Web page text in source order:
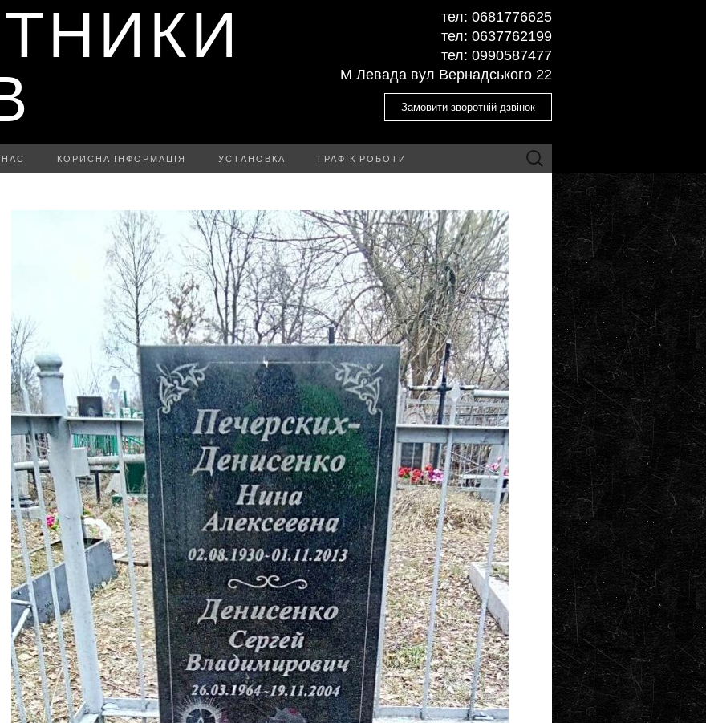
тел: ‎0681776625
тел: ‎0637762199
тел: ‎‎0990587477
М Левада вул Вернадського 22
Замовити зворотній дзвінок
КОРИСНА ІНФОРМАЦІЯ УСТАНОВКА ГРАФІК РОБОТИ Пошук: